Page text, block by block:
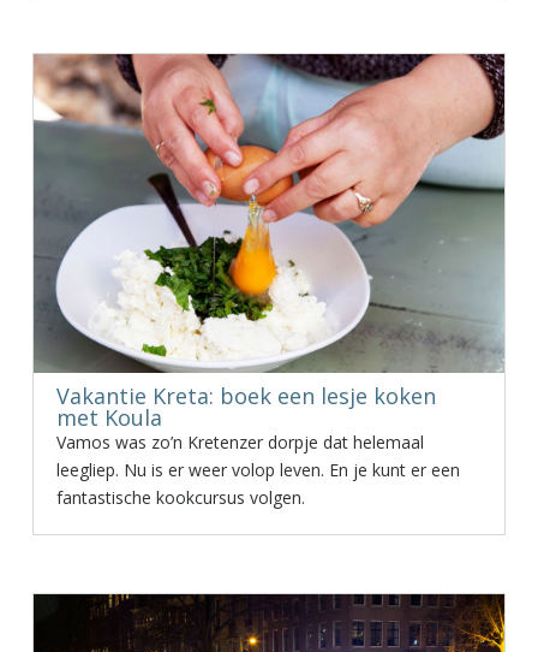
Vakantie Kreta: boek een lesje koken
met Koula
Vamos was zo’n Kretenzer dorpje dat helemaal
leegliep. Nu is er weer volop leven. En je kunt er een
fantastische kookcursus volgen.